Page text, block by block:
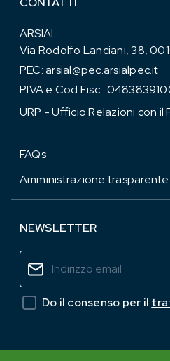
ARSIAL
Via Rodolfo Lanciani, 38,
PEC:arsial@pec.arsialpec.it
P.IVA e Cod.Fisc.:
URP - Ufficio Relazioni con il
FAQs
Amministrazione trasparente
NEWSLETTER
Do il consenso per il